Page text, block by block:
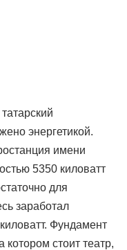
энергетикой.
имени
5350 киловатт
для
заработал
Фундамент
стоит театр,